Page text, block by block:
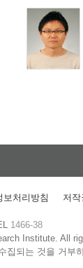
보처리방침 저작
1466-38
Institute.All
집되는 것을 거